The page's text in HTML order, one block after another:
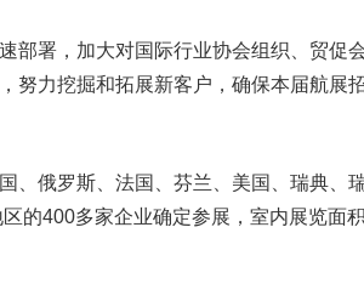
署，加大对国际行业协会组织、贸促
努力挖掘和拓展新客户，确保本届航展
俄罗斯、法国、芬兰、美国、瑞典、瑞
的400多家企业确定参展，室内展览面